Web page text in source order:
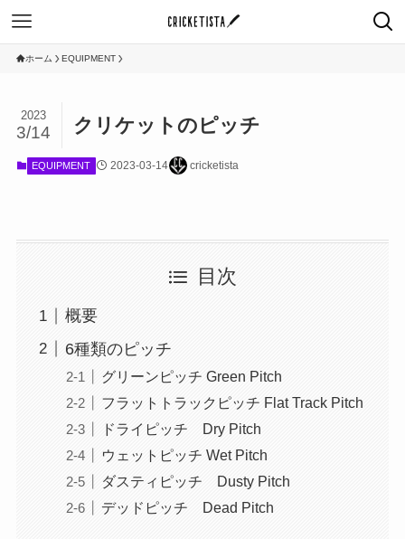
ホーム EQUIPMENT
クリケットのピッチ
2023
3/14
EQUIPMENT 2023-03-14 cricketista
目次
概要
6種類のピッチ
グリーンピッチ Green Pitch
フラットトラックピッチ Flat Track Pitch
ドライピッチ Dry Pitch
ウェットピッチ Wet Pitch
ダスティピッチ Dusty Pitch
デッドピッチ Dead Pitch